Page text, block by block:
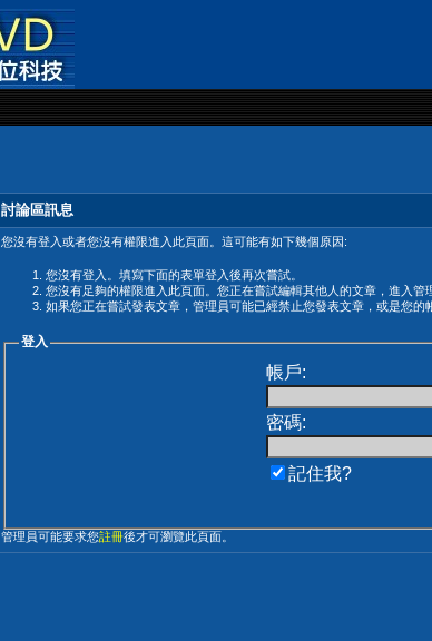
討論區訊息
您沒有登入或者您沒有權限進入此頁面。這可能有如下幾個原因:
您沒有登入。填寫下面的表單登入後再次嘗試。
您沒有足夠的權限進入此頁面。您正在嘗試編輯其他人的文章，進入管
如果您正在嘗試發表文章，管理員可能已經禁止您發表文章，或是您的
登入
帳戶:
密碼:
記住我?
管理員可能要求您註冊後才可瀏覽此頁面。